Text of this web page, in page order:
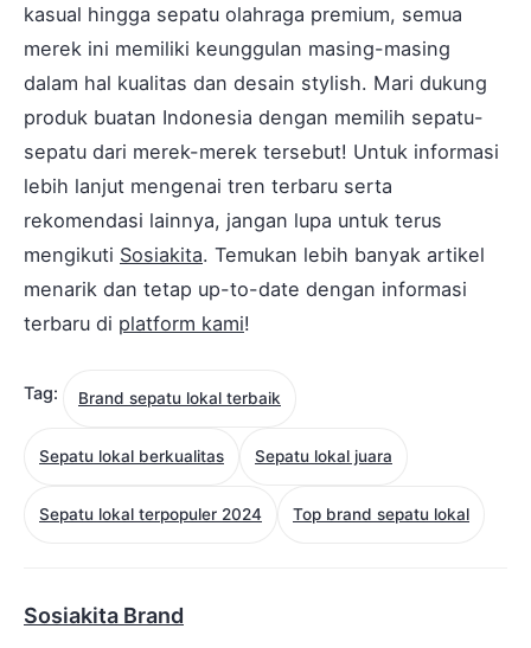
kasual hingga sepatu olahraga premium, semua
merek ini memiliki keunggulan masing-masing
dalam hal kualitas dan desain stylish. Mari dukung
produk buatan Indonesia dengan memilih sepatu-
sepatu dari merek-merek tersebut! Untuk informasi
lebih lanjut mengenai tren terbaru serta
rekomendasi lainnya, jangan lupa untuk terus
mengikuti Sosiakita. Temukan lebih banyak artikel
menarik dan tetap up-to-date dengan informasi
terbaru di platform kami!
Tag: Brand sepatu lokal terbaik
Sepatu lokal berkualitas Sepatu lokal juara
Sepatu lokal terpopuler 2024 Top brand sepatu lokal
Sosiakita Brand